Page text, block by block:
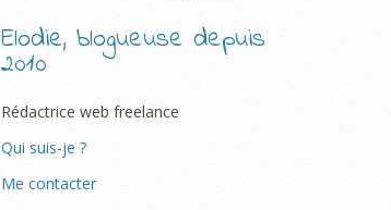
Elodie, blogueuse depuis
2010
Rédactrice web freelance
Qui suis-je ?
Me contacter